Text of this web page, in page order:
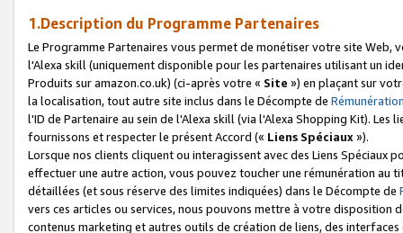
1.Description du Programme Partenaires
Le Programme Partenaires vous permet de monétiser votre site Web,
l'Alexa skill (uniquement disponible pour les partenaires utilisant un
Produits sur amazon.co.uk) (ci-après votre « Site ») en plaçant sur
la localisation, tout autre site inclus dans le Décompte de
l'ID de Partenaire au sein de l'Alexa skill (via l'Alexa Shopping Kit).
fournissons et respecter le présent Accord (« Liens Spéciaux»).
Lorsque nos clients cliquent ou interagissent avec des Liens Spéciaux
effectuer une autre action, vous pouvez toucher une rémunération
détaillées (et sous réserve des limites indiquées) dans le Décompte de
vers ces articles ou services, nous pouvons mettre à votre disposition
contenus marketing et autres outils de création de liens, des